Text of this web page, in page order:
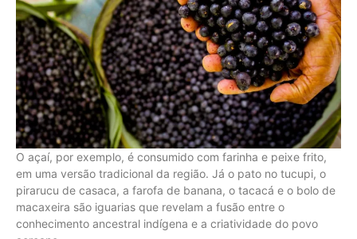
O açaí, por exemplo, é consumido com farinha e peixe frito,
em uma versão tradicional da região. Já o pato no tucupi, o
pirarucu de casaca, a farofa de banana, o tacacá e o bolo de
macaxeira são iguarias que revelam a fusão entre o
conhecimento ancestral indígena e a criatividade do povo